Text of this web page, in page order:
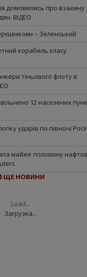
домовились про взаємну
ВІДЕО
– Зеленський
корабель класу
тіньового флоту в
12 населених
ударів по півночі Росії.
майже половину
ЩЕ НОВИНИ
Load...
Загрузка...